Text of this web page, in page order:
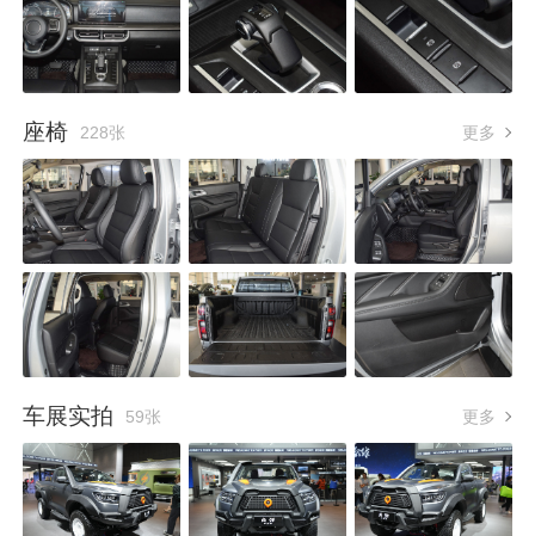
座椅 228张 更多
车展实拍 59张 更多